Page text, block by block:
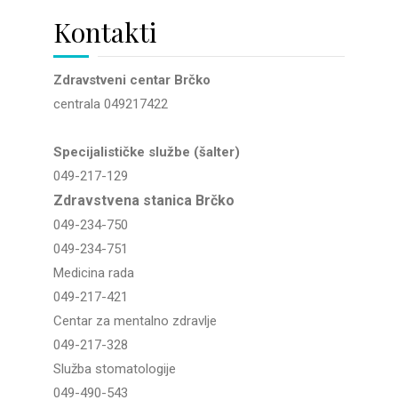
Kontakti
Zdravstveni centar Brčko
centrala 049217422
Specijalističke službe (šalter)
049-217-129
Zdravstvena stanica Brčko
049-234-750
049-234-751
Medicina rada
049-217-421
Centar za mentalno zdravlje
049-217-328
Služba stomatologije
049-490-543